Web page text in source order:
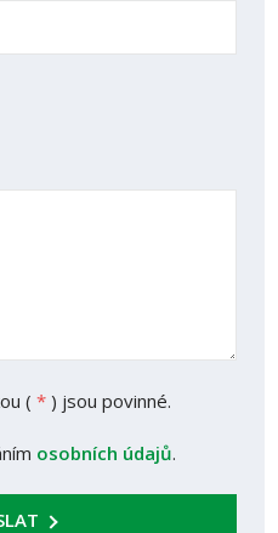
( * ) jsou povinné.
osobních údajů.